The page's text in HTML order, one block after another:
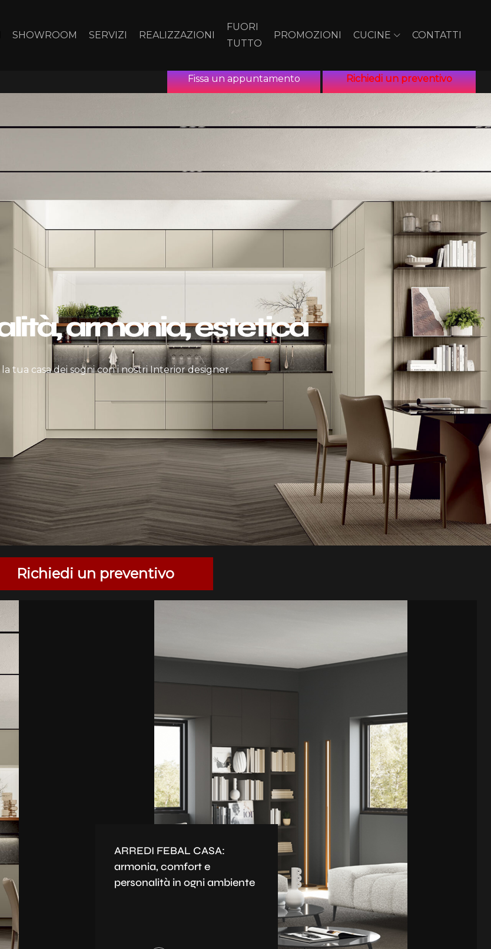
SHOWROOM SERVIZI REALIZZAZIONI
FUORI
TUTTO
PROMOZIONI CUCINE CONTATTI
Fissa un appuntamento Richiedi un preventivo
armonia, estetica
la tua casa dei sogni con i nostri Interior designer.
Richiedi un preventivo
ARREDI FEBAL CASA:
armonia, comfort e
personalità in ogni ambiente